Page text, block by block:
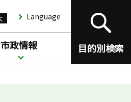
Language
目的別検索
市政情報